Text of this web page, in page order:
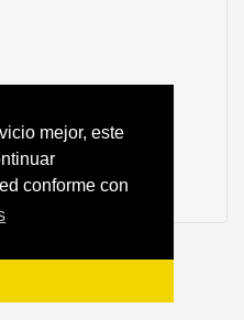
mejor, este
conforme con